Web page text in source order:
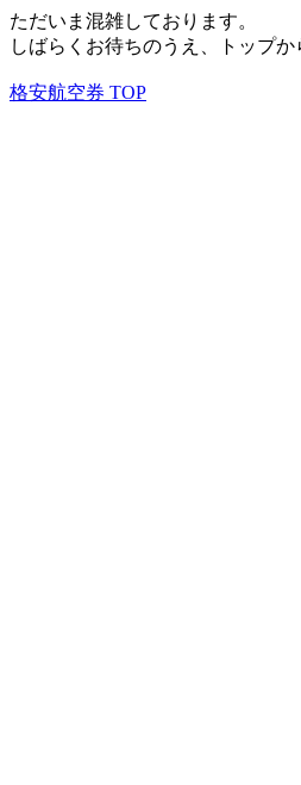
ただいま混雑しております。
しばらくお待ちのうえ、トップ
格安航空券 TOP